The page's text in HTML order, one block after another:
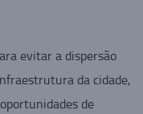
evitar a dispersão
da cidade,
de